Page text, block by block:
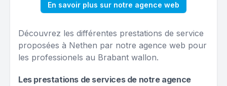
En savoir plus sur notre agence web
Découvrez les différentes prestations de service
proposées à Nethen par notre agence web pour
les professionels au Brabant wallon.
Les prestations de services de notre agence